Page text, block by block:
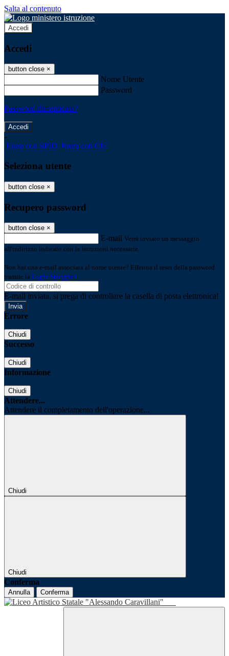
Salta al contenuto
Accedi
Accedi
button close ×
Nome Utente
Password
Password dimenticata?
-
Entra con SPID Entra con CIE
Seleziona utente
button close ×
Recupero password
button close ×
E-mail Verrà inviato un messaggio
all'indirizzo indicato con le istruzioni necessarie.
Non hai una e-mail associata al nome utente? Effettua il reset della password
tramite la Login Spaggiari
E-mail inviata, si prega di controllare la casella di posta elettronica!
Errore
Chiudi
Successo
Chiudi
Informazione
Chiudi
Attendere...
Attendere il completamento dell'operazione...
Chiudi
Chiudi
Conferma
Annulla Conferma